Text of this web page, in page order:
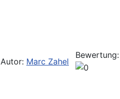
Autor: Marc Zahel
Bewertung: